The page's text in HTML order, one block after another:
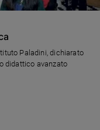
Paladini, dichiarato
inagibile a causa del terremoto, di un laboratorio didattico avanzato